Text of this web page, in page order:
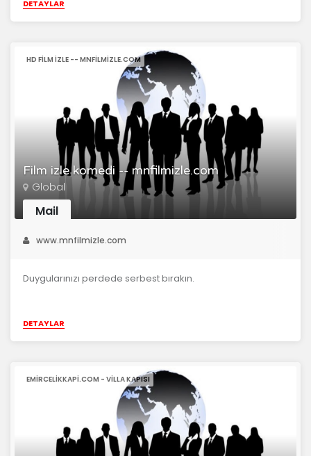
DETAYLAR
Film izle komedi -- mnfilmizle.com
HD FILM IZLE -- MNFILMIZLE.COM
Global
Mail
www.mnfilmizle.com
Duygularınızı perdede serbest bırakın.
DETAYLAR
EMIRCELIKKAPI.COM - VILLA KAPISI